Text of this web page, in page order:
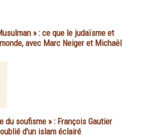
» : ce que le judaïsme et
avec Marc Neiger et Michaël
du soufisme » : François Gautier
d'un islam éclairé